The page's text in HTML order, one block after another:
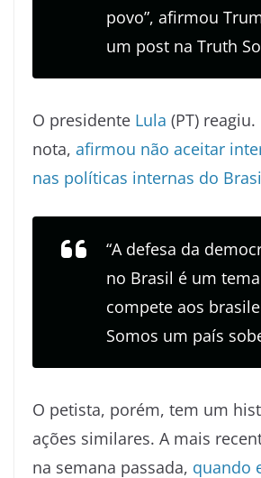
povo”, afirmou
um post na Truth
O presidente Lula (PT) reagiu.
nota, afirmou não aceitar
nas políticas internas do
“A defesa da
no Brasil é um
compete aos
Somos um país
O petista, porém, tem um
ações similares. A mais
na semana passada, quando